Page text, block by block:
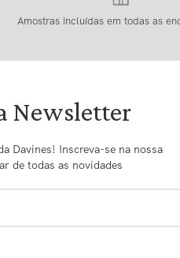
Amostras incluídas em todas as
Newsletter
Davines! Inscreva-se na nossa
de todas as novidades